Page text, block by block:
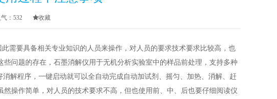
： 532 收藏
需要具备相关专业知识的人员来操作，对人员的要求技术要求比较高，也
问题的存在，石墨消解仪用于无机分析实验室中的样品前处理，支持多种
解程序，一键启动就可以全自动完成自动加试剂、摇匀、加热、消解、赶
操作简单，对人员的技术要求不高，但也使用前、中、后也要仔细阅读仪